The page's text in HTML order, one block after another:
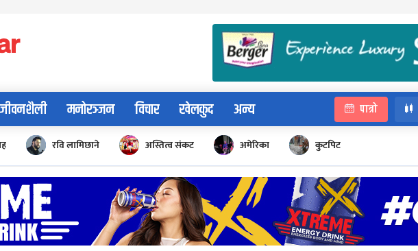
जीवनशैली मनोरञ्जन विचार खेलकुद अन्य पात्रो
रवि लामिछाने अस्तित्व संकट अमेरिका कुटपिट